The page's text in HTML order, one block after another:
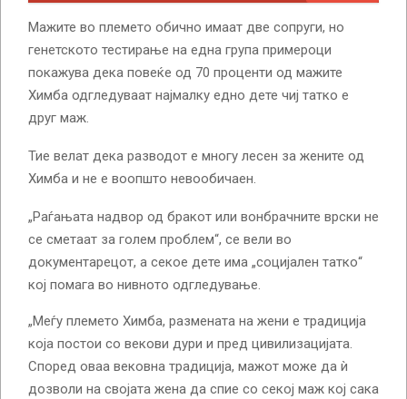
Мажите во племето обично имаат две сопруги, но
генетското тестирање на една група примероци
покажува дека повеќе од 70 проценти од мажите
Химба одгледуваат најмалку едно дете чиј татко е
друг маж.
Тие велат дека разводот е многу лесен за жените од
Химба и не е воопшто невообичаен.
„Раѓањата надвор од бракот или вонбрачните врски не
се сметаат за голем проблем“, се вели во
документарецот, а секое дете има „социјален татко“
кој помага во нивното одгледување.
„Меѓу племето Химба, размената на жени е традиција
која постои со векови дури и пред цивилизацијата.
Според оваа вековна традиција, мажот може да ѝ
дозволи на својата жена да спие со секој маж кој сака